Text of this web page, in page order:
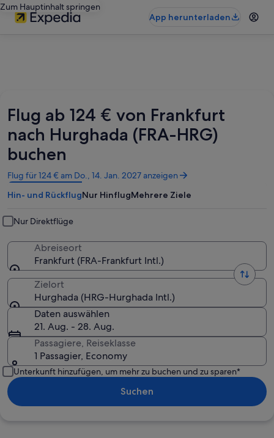
Zum Hauptinhalt springen
App herunterladen
Flug ab 124 € von Frankfurt
nach Hurghada (FRA-HRG)
buchen
Flug für 124 € am Do., 14. Jan. 2027 anzeigen
Wird
in
einem
Fenster
geöffnet
Hin- und RückflugNur HinflugMehrere Ziele
Nur Direktflüge
Abreiseort
Frankfurt (FRA-Frankfurt Intl.)
Zielort
Hurghada (HRG-Hurghada Intl.)
Daten auswählen
21. Aug. - 28. Aug.
Passagiere, Reiseklasse
1 Passagier, Economy
Unterkunft hinzufügen, um mehr zu buchen und zu sparen*
Suchen